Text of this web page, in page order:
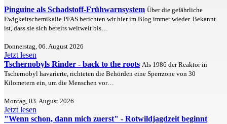
Pinguine als Schadstoff-Frühwarnsystem Über die gefährliche
Ewigkeitschemikalie PFAS berichten wir hier im Blog immer wieder. Bekannt
ist, dass sie sich bereits weltweit bis…
Donnerstag, 06. August 2026
Jetzt lesen
Tschernobyls Rinder - back to the roots Als 1986 der Reaktor in
Tschernobyl havarierte, richteten die Behörden eine Sperrzone von 30
Kilometern ein, um die Menschen vor…
Montag, 03. August 2026
Jetzt lesen
"Wenn schon, dann mich zuerst" - Rotwildjagdzeit beginnt